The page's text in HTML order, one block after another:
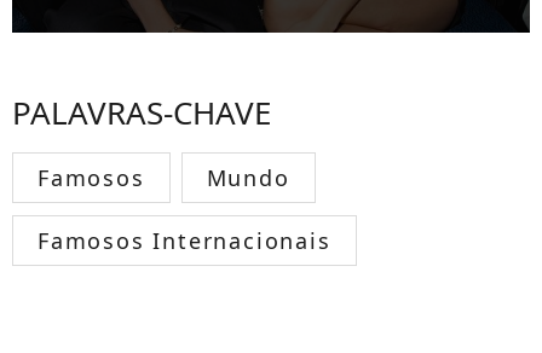
PALAVRAS-CHAVE
Famosos Mundo
Famosos Internacionais